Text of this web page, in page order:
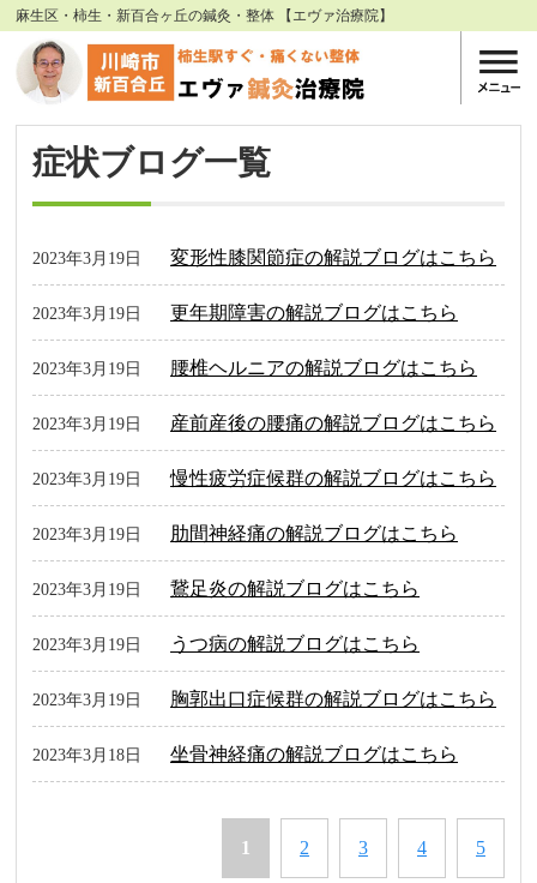
麻生区・柿生・新百合ヶ丘の鍼灸・整体 【エヴァ治療院】
症状ブログ一覧
2023年3月19日 変形性膝関節症の解説ブログはこちら
2023年3月19日 更年期障害の解説ブログはこちら
2023年3月19日 腰椎ヘルニアの解説ブログはこちら
2023年3月19日 産前産後の腰痛の解説ブログはこちら
2023年3月19日 慢性疲労症候群の解説ブログはこちら
2023年3月19日 肋間神経痛の解説ブログはこちら
2023年3月19日 鵞足炎の解説ブログはこちら
2023年3月19日 うつ病の解説ブログはこちら
2023年3月19日 胸郭出口症候群の解説ブログはこちら
2023年3月18日 坐骨神経痛の解説ブログはこちら
1 2 3 4 5